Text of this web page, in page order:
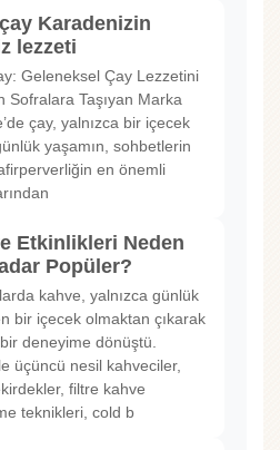
Karadenizin
lezzeti
Geleneksel Çay Lezzetini
Sofralara Taşıyan Marka
çay, yalnızca bir içecek
yaşamın, sohbetlerin
en önemli
Etkinlikleri Neden
Popüler?
kahve, yalnızca günlük
bir içecek olmaktan çıkarak
deneyime dönüştü.
üçüncü nesil kahveciler,
filtre kahve
teknikleri, cold b